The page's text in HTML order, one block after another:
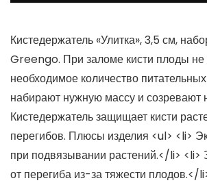
Кистедержатель «Улитка», 3,5 см,
Greengo. При заломе кисти плоды не
необходимое количество
набирают нужную массу и созревают
Кистедержатель защищает кисти
перегибов. Плюсы изделия <ul> <li>
при подвязывании растений.</li> <li>
от перегиба из-за тяжести плодов.</